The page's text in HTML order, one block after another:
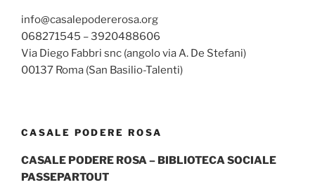
info@casalepodererosa.org
068271545 – 3920488606
Via Diego Fabbri snc (angolo via A. De Stefani)
00137 Roma (San Basilio-Talenti)
CASALE PODERE ROSA
CASALE PODERE ROSA – BIBLIOTECA SOCIALE
PASSEPARTOUT